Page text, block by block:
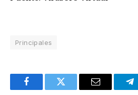
Principales
FacebookTwitter Email